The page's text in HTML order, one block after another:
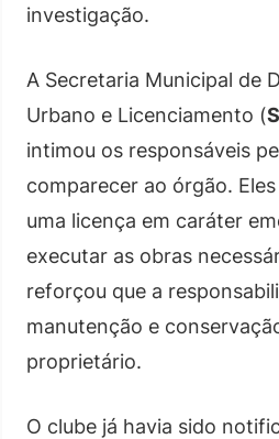
investigação.
A Secretaria Municipal de
Urbano e Licenciamento (
intimou os responsáveis
comparecer ao órgão.
uma licença em caráter
executar as obras
reforçou que a
manutenção e
proprietário.
O clube já havia sido